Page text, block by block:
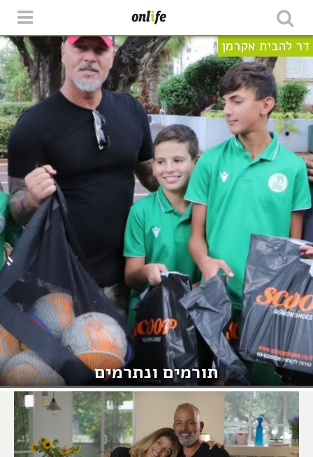
דר להבית אקרמן
תורמים ונתרמים